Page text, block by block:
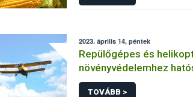
2023. április 14, péntek
Repülőgépes és
növényvédelemhez
engedéllyel rendelkező
TOVÁBB >